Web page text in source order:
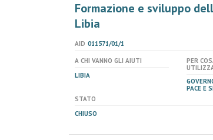
Formazione e sviluppo
Libia
AID 011571/01/1
A CHI VANNO GLI AIUTI
LIBIA
PER
PACE E
STATO
CHIUSO